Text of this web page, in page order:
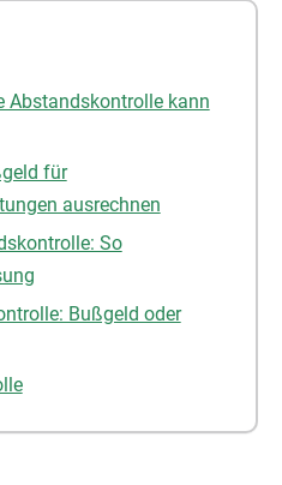
Abstandskontrolle kann
für
ausrechnen
So
Bußgeld oder